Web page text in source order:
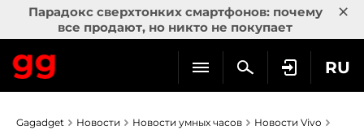
Парадокс сверхтонких смартфонов: почему
все продают, но никто не покупает
×
RU
Gagadget Новости Новости умных часов Новости Vivo